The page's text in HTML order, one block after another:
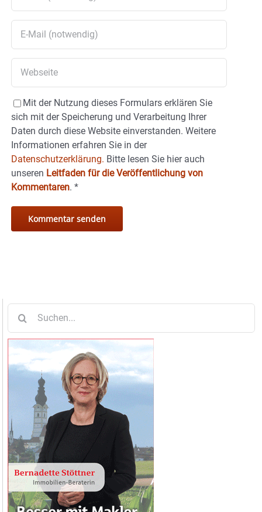
Mit der Nutzung dieses Formulars erklären Sie
sich mit der Speicherung und Verarbeitung Ihrer
Daten durch diese Website einverstanden. Weitere
Informationen erfahren Sie in der
Datenschutzerklärung. Bitte lesen Sie hier auch
unseren Leitfaden für die Veröffentlichung von
Kommentaren. *
nach: